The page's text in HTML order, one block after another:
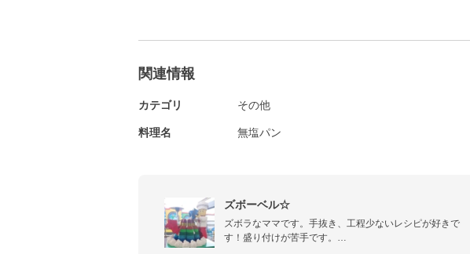
関連情報
カテゴリ その他
料理名 無塩パン
ズボーベル☆
ズボラなママです。手抜き、工程少ないレシピが好きで
す！盛り付けが苦手です。